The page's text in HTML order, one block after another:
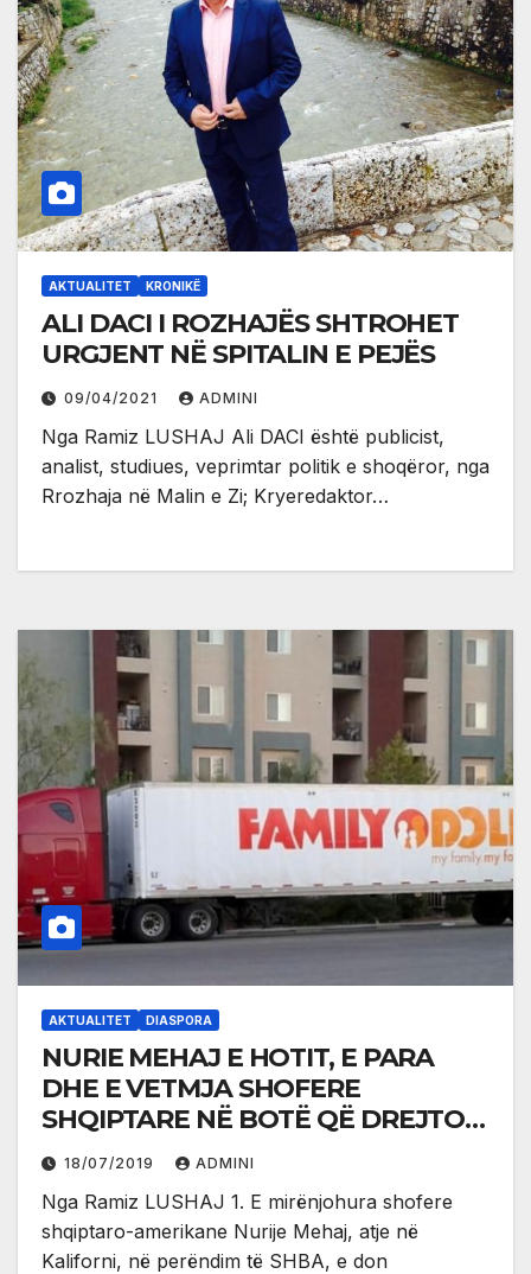
AKTUALITET KRONIKË
ALI DACI I ROZHAJËS SHTROHET
URGJENT NË SPITALIN E PEJËS
09/04/2021 ADMINI
Nga Ramiz LUSHAJ Ali DACI është publicist,
analist, studiues, veprimtar politik e shoqëror, nga
Rrozhaja në Malin e Zi; Kryeredaktor…
AKTUALITET DIASPORA
NURIE MEHAJ E HOTIT, E PARA
DHE E VETMJA SHOFERE
SHQIPTARE NË BOTË QË DREJTON
NJË MAUNE 40 TONËSHE
18/07/2019 ADMINI
Nga Ramiz LUSHAJ 1. E mirënjohura shofere
shqiptaro-amerikane Nurije Mehaj, atje në
Kaliforni, në perëndim të SHBA, e don